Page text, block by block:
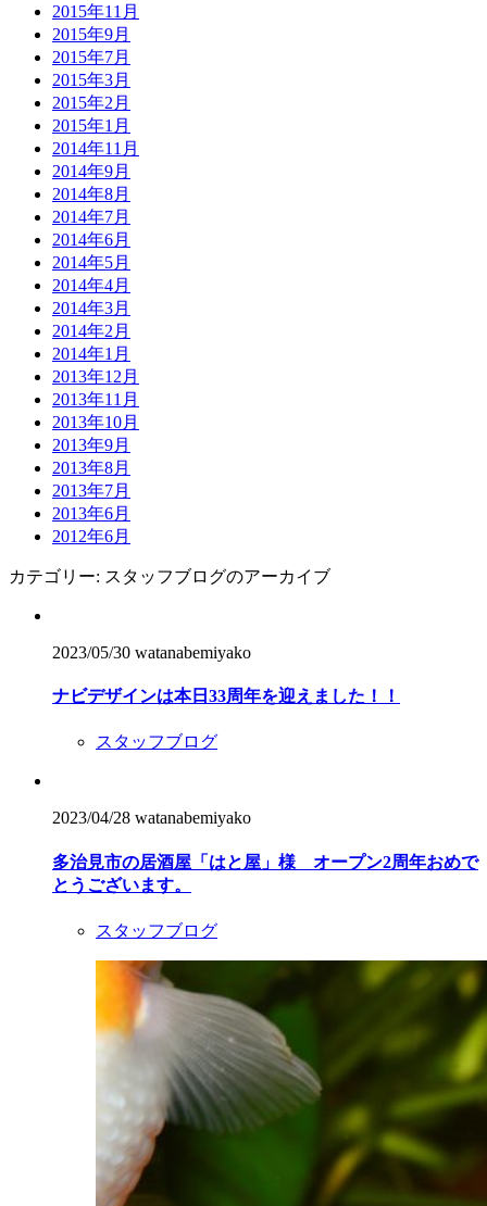
2015年11月
2015年9月
2015年7月
2015年3月
2015年2月
2015年1月
2014年11月
2014年9月
2014年8月
2014年7月
2014年6月
2014年5月
2014年4月
2014年3月
2014年2月
2014年1月
2013年12月
2013年11月
2013年10月
2013年9月
2013年8月
2013年7月
2013年6月
2012年6月
カテゴリー: スタッフブログのアーカイブ
2023/05/30 watanabemiyako
ナビデザインは本日33周年を迎えました！！
スタッフブログ
2023/04/28 watanabemiyako
多治見市の居酒屋「はと屋」様 オープン2周年おめで
とうございます。
スタッフブログ